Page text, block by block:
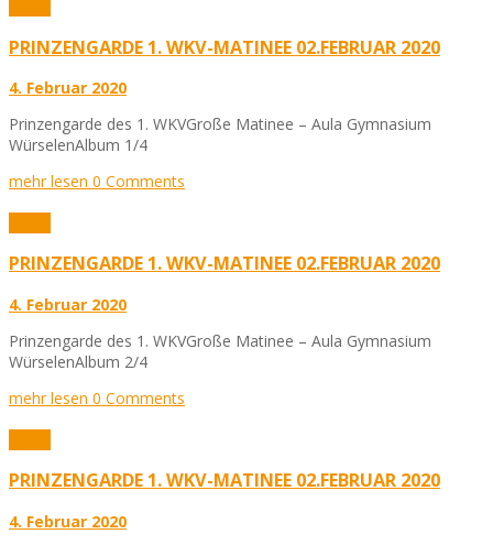
PRINZENGARDE 1. WKV-MATINEE 02.FEBRUAR 2020
4. Februar 2020
Prinzengarde des 1. WKVGroße Matinee – Aula Gymnasium
WürselenAlbum 1/4
mehr lesen 0 Comments
PRINZENGARDE 1. WKV-MATINEE 02.FEBRUAR 2020
4. Februar 2020
Prinzengarde des 1. WKVGroße Matinee – Aula Gymnasium
WürselenAlbum 2/4
mehr lesen 0 Comments
PRINZENGARDE 1. WKV-MATINEE 02.FEBRUAR 2020
4. Februar 2020